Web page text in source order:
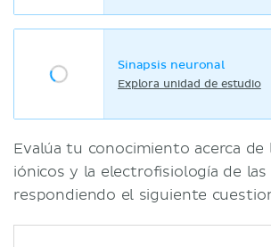
Sinapsis neuronal
Explora unidad de estudio
Evalúa tu conocimiento acerca de
iónicos y la electrofisiología de las
respondiendo el siguiente